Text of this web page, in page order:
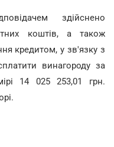
здійснено
коштів, а також
кредитом, у зв'язку з
винагороду за
14 025 253,01 грн.